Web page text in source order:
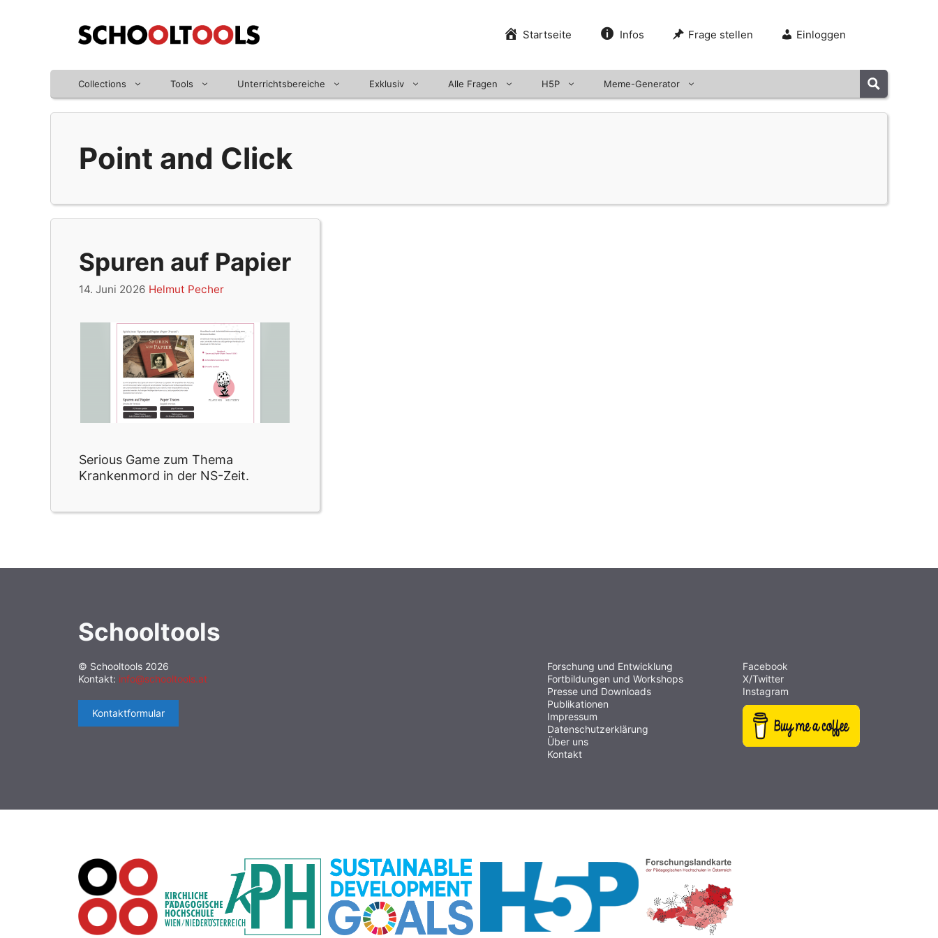
Startseite Infos Frage stellen Einloggen
Collections Tools Unterrichtsbereiche Exklusiv Alle Fragen H5P Meme-Generator
Point and Click
Spuren auf Papier
14. Juni 2026 Helmut Pecher
Serious Game zum Thema
Krankenmord in der NS-Zeit.
Schooltools
© Schooltools 2026
Kontakt: info@schooltools.at
Kontaktformular
Forschung und Entwicklung
Fortbildungen und Workshops
Presse und Downloads
Publikationen
Impressum
Datenschutzerklärung
Über uns
Kontakt
Facebook
X/Twitter
Instagram